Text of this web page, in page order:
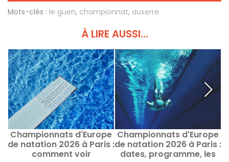
Mots-clés : le guen, championnat, auxerre
À LIRE AUSSI...
Championnats d'Europe
de natation 2026 à Paris :
comment voir
Championnats d'Europe
de natation 2026 à Paris :
dates, programme, les